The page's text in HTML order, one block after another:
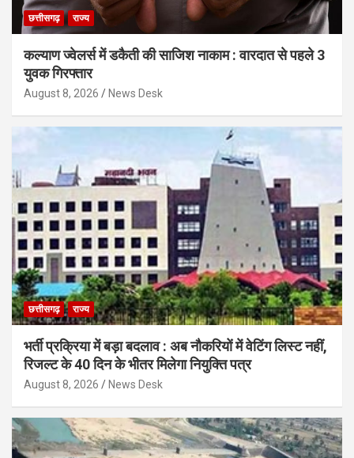
छत्तीसगढ़ राज्य
कल्याण ज्वेलर्स में डकैती की साजिश नाकाम : वारदात से पहले 3
युवक गिरफ्तार
August 8, 2026 News Desk
छत्तीसगढ़ राज्य
भर्ती प्रक्रिया में बड़ा बदलाव : अब नौकरियों में वेटिंग लिस्ट नहीं,
रिजल्ट के 40 दिन के भीतर मिलेगा नियुक्ति पत्र
August 8, 2026 News Desk